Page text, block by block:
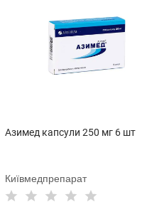
Азимед капсули 250 мг 6 шт
Київмедпрепарат